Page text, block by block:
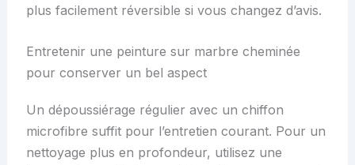
plus facilement réversible si vous changez d’avis.
Entretenir une peinture sur marbre cheminée
pour conserver un bel aspect
Un dépoussiérage régulier avec un chiffon
microfibre suffit pour l’entretien courant. Pour un
nettoyage plus en profondeur, utilisez une